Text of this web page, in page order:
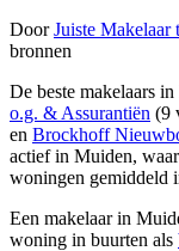
DoorJuiste Makelaar
bronnen
De beste makelaars
o.g. & Assurantiën (9
en Brockhoff
actief in Muiden,
woningen gemiddeld
Een makelaar in
woning in buurten als